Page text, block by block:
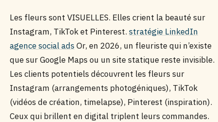
Les fleurs sont VISUELLES. Elles crient la beauté sur
Instagram, TikTok et Pinterest. stratégie LinkedIn
agence social ads Or, en 2026, un fleuriste qui n’existe
que sur Google Maps ou un site statique reste invisible.
Les clients potentiels découvrent les fleurs sur
Instagram (arrangements photogéniques), TikTok
(vidéos de création, timelapse), Pinterest (inspiration).
Ceux qui brillent en digital triplent leurs commandes.